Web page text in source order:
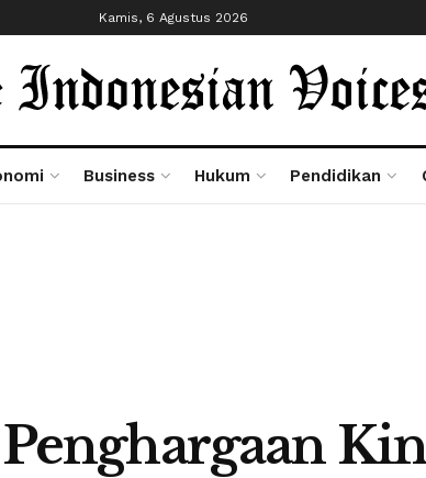
Kamis, 6 Agustus 2026
Business Hukum Pendidikan